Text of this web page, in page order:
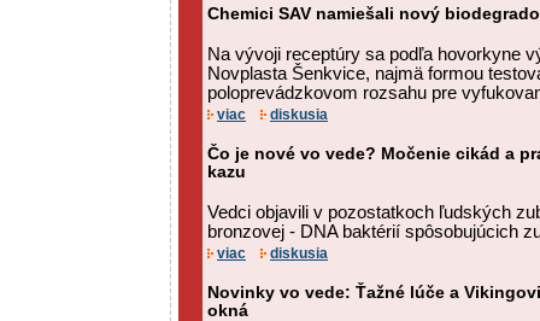
Chemici SAV namiešali nový
Na vývoji receptúry sa podľa hovorkyne
Novplasta Šenkvice, najmä formou
poloprevádzkovom rozsahu pre
viac diskusia
Čo je nové vo vede? Močenie cikád a
kazu
Vedci objavili v pozostatkoch ľudských
bronzovej - DNA baktérií spôsobujúcich
viac diskusia
Novinky vo vede: Ťažné lúče a
okná